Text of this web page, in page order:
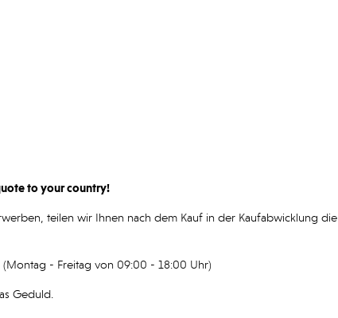
to your country!
teilen wir Ihnen nach dem Kauf in der Kaufabwicklung
(Montag - Freitag von 09:00 - 18:00 Uhr)
Geduld.